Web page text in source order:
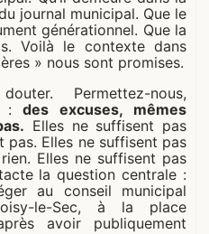
journal municipal. Que le
générationnel. Que la
Voilà le contexte dans
» nous sont promises.
Permettez-nous,
: des excuses, mêmes
Elles ne suffisent pas
pas. Elles ne suffisent pas
rien. Elles ne suffisent pas
la question centrale :
au conseil municipal
le-Sec, à la place
avoir publiquement